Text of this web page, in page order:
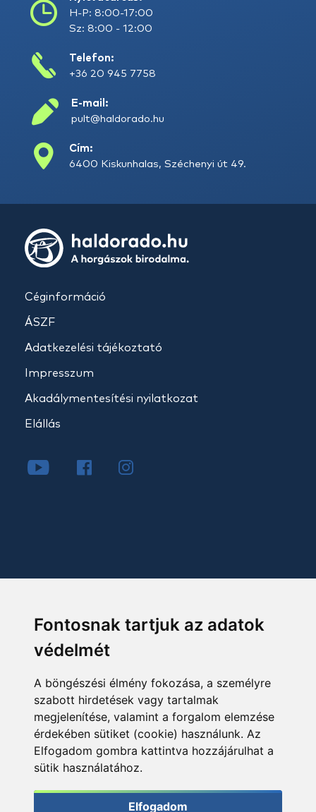
Fontosnak tartjuk az adatok
védelmét
A böngészési élmény fokozása, a személyre
szabott hirdetések vagy tartalmak
megjelenítése, valamint a forgalom elemzése
érdekében sütiket (cookie) használunk. Az
Elfogadom gombra kattintva hozzájárulhat a
sütik használatához.
Elfogadom
H-P: 8:00-17:00
Sz: 8:00 - 12:00
Telefon:
+36 20 945 7758
E-mail:
pult@haldorado.hu
Cím:
6400 Kiskunhalas, Széchenyi út 49.
Céginformáció
ÁSZF
Adatkezelési tájékoztató
Impresszum
Akadálymentesítési nyilatkozat
Elállás